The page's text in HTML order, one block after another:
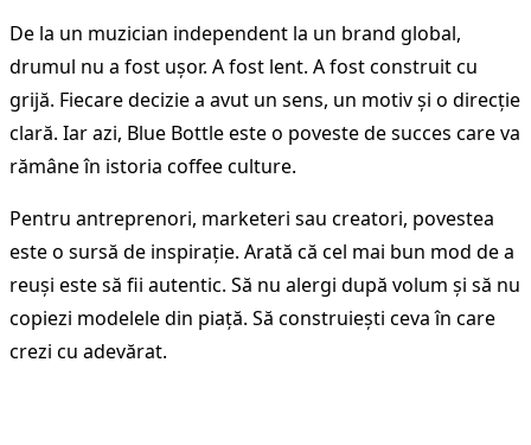
De la un muzician independent la un brand global,
drumul nu a fost ușor. A fost lent. A fost construit cu
grijă. Fiecare decizie a avut un sens, un motiv și o direcție
clară. Iar azi, Blue Bottle este o poveste de succes care va
rămâne în istoria coffee culture.
Pentru antreprenori, marketeri sau creatori, povestea
este o sursă de inspirație. Arată că cel mai bun mod de a
reuși este să fii autentic. Să nu alergi după volum și să nu
copiezi modelele din piață. Să construiești ceva în care
crezi cu adevărat.